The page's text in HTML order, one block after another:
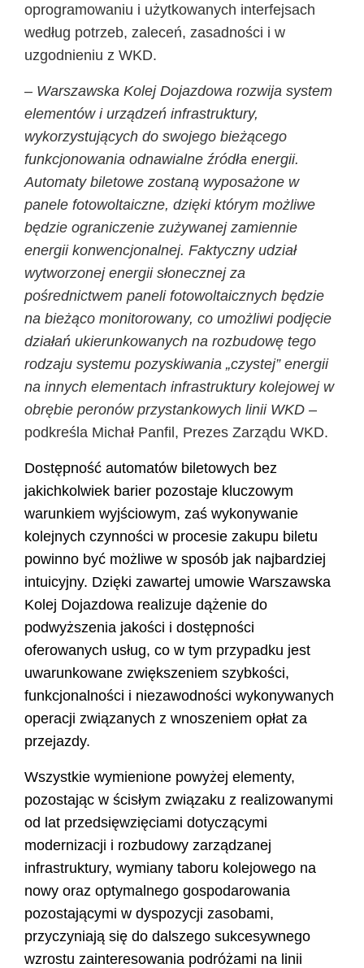
oprogramowaniu i użytkowanych interfejsach
według potrzeb, zaleceń, zasadności i w
uzgodnieniu z WKD.
– Warszawska Kolej Dojazdowa rozwija system
elementów i urządzeń infrastruktury,
wykorzystujących do swojego bieżącego
funkcjonowania odnawialne źródła energii.
Automaty biletowe zostaną wyposażone w
panele fotowoltaiczne, dzięki którym możliwe
będzie ograniczenie zużywanej zamiennie
energii konwencjonalnej. Faktyczny udział
wytworzonej energii słonecznej za
pośrednictwem paneli fotowoltaicznych będzie
na bieżąco monitorowany, co umożliwi podjęcie
działań ukierunkowanych na rozbudowę tego
rodzaju systemu pozyskiwania „czystej” energii
na innych elementach infrastruktury kolejowej w
obrębie peronów przystankowych linii WKD –
podkreśla Michał Panfil, Prezes Zarządu WKD.
Dostępność automatów biletowych bez
jakichkolwiek barier pozostaje kluczowym
warunkiem wyjściowym, zaś wykonywanie
kolejnych czynności w procesie zakupu biletu
powinno być możliwe w sposób jak najbardziej
intuicyjny. Dzięki zawartej umowie Warszawska
Kolej Dojazdowa realizuje dążenie do
podwyższenia jakości i dostępności
oferowanych usług, co w tym przypadku jest
uwarunkowane zwiększeniem szybkości,
funkcjonalności i niezawodności wykonywanych
operacji związanych z wnoszeniem opłat za
przejazdy.
Wszystkie wymienione powyżej elementy,
pozostając w ścisłym związaku z realizowanymi
od lat przedsięwzięciami dotyczącymi
modernizacji i rozbudowy zarządzanej
infrastruktury, wymiany taboru kolejowego na
nowy oraz optymalnego gospodarowania
pozostającymi w dyspozycji zasobami,
przyczyniają się do dalszego sukcesywnego
wzrostu zainteresowania podróżami na linii